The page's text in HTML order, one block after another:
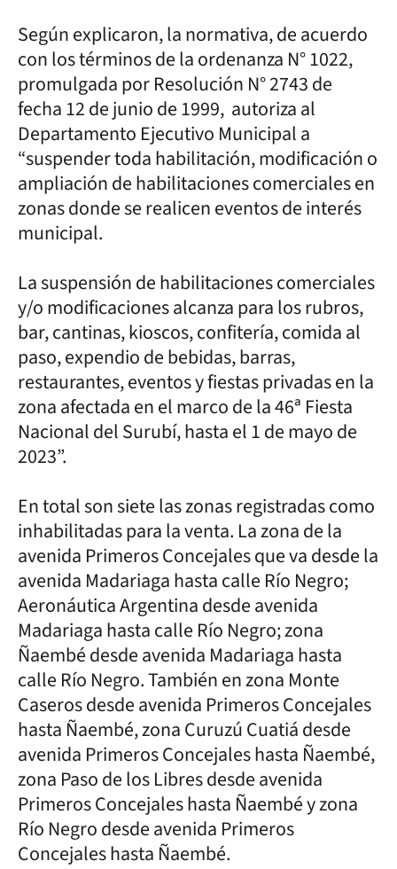
Según explicaron, la normativa, de acuerdo
con los términos de la ordenanza N° 1022,
promulgada por Resolución N° 2743 de
fecha 12 de junio de 1999, autoriza al
Departamento Ejecutivo Municipal a
“suspender toda habilitación, modificación o
ampliación de habilitaciones comerciales en
zonas donde se realicen eventos de interés
municipal.
La suspensión de habilitaciones comerciales
y/o modificaciones alcanza para los rubros,
bar, cantinas, kioscos, confitería, comida al
paso, expendio de bebidas, barras,
restaurantes, eventos y fiestas privadas en la
zona afectada en el marco de la 46ª Fiesta
Nacional del Surubí, hasta el 1 de mayo de
2023”.
En total son siete las zonas registradas como
inhabilitadas para la venta. La zona de la
avenida Primeros Concejales que va desde la
avenida Madariaga hasta calle Río Negro;
Aeronáutica Argentina desde avenida
Madariaga hasta calle Río Negro; zona
Ñaembé desde avenida Madariaga hasta
calle Río Negro. También en zona Monte
Caseros desde avenida Primeros Concejales
hasta Ñaembé, zona Curuzú Cuatiá desde
avenida Primeros Concejales hasta Ñaembé,
zona Paso de los Libres desde avenida
Primeros Concejales hasta Ñaembé y zona
Río Negro desde avenida Primeros
Concejales hasta Ñaembé.